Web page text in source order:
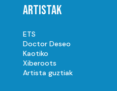
Artistak
ETS
Doctor Deseo
Kaotiko
Xiberoots
Artista guztiak